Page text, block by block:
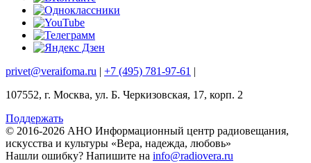
privet@veraifoma.ru +7 (495) 781-97-61
107552, г. Москва, ул. Б. Черкизовская, 17, корп. 2
Поддержать
© 2016-2026 АНО Информационный центр радиовещания,
искусства и культуры «Вера, надежда, любовь»
Нашли ошибку? Напишите на info@radiovera.ru